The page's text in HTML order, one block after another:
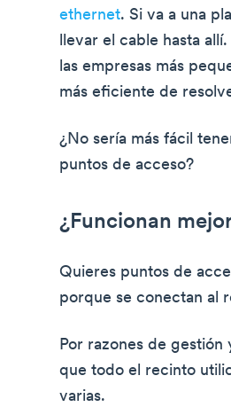
ethernet. Si va a una
llevar el cable hasta
las empresas más
más eficiente de
¿No sería más fácil
puntos de acceso?
¿Funcionan
Quieres puntos de
porque se conectan al
Por razones de gestión
que todo el recinto
varias.